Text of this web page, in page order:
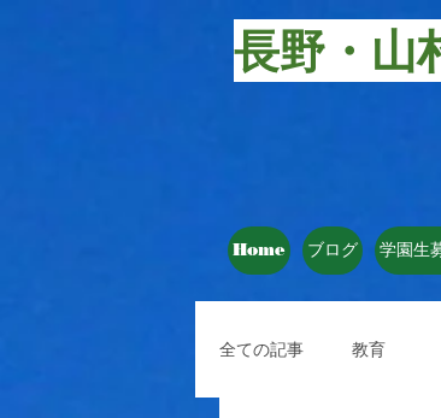
長野・
Home ブログ 学園生
全ての記事 教育